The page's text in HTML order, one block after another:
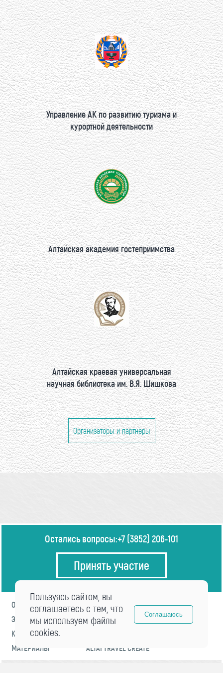
Управление АК по развитию туризма и
курортной деятельности
Алтайская академия гостеприимства
Алтайская краевая универсальная
научная библиотека им. В.Я. Шишкова
Организаторы и партнеры
Остались вопросы:+7 (3852) 206-101
Принять участие
О ФОРУМЕ
ПРОГРАММА
ЭКСПЕРТЫ
НОВОСТИ
КОНТАКТЫ
МАТЕРИАЛЫ
ALTAI TRAVEL CREATE
Пользуясь сайтом, вы
соглашаетесь с тем, что
мы используем файлы
cookies.
Соглашаюсь